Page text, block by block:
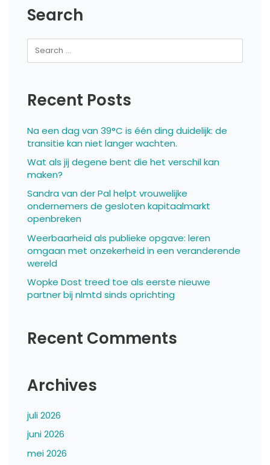
Search
Recent Posts
Na een dag van 39°C is één ding duidelijk: de
transitie kan niet langer wachten.
Wat als jij degene bent die het verschil kan
maken?
Sandra van der Pal helpt vrouwelijke
ondernemers de gesloten kapitaalmarkt
openbreken
Weerbaarheid als publieke opgave: leren
omgaan met onzekerheid in een veranderende
wereld
Wopke Dost treed toe als eerste nieuwe
partner bij nlmtd sinds oprichting
Recent Comments
Archives
juli 2026
juni 2026
mei 2026